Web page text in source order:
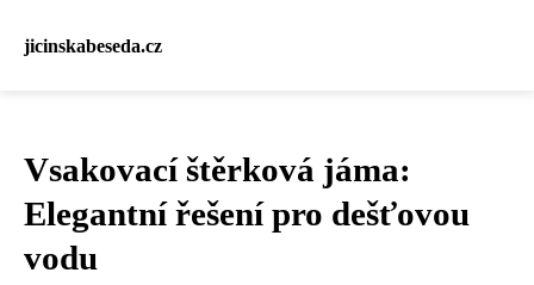
jicinskabeseda.cz
Vsakovací štěrková jáma:
Elegantní řešení pro dešťovou
vodu